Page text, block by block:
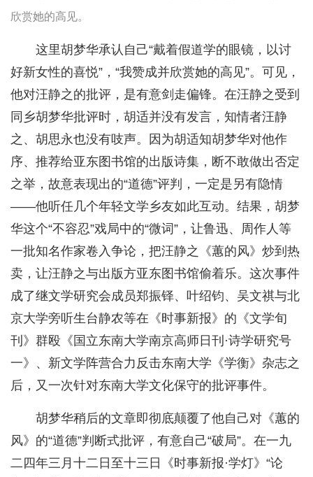
欣赏她的高见。
这里胡梦华承认自己“戴着假道学的眼镜，以讨
好新女性的喜悦”，“我赞成并欣赏她的高见”。可见，
他对汪静之的批评，是有意剑走偏锋。在汪静之受到
同乡胡梦华批评时，胡适并没有发言，知情者汪静
之、胡思永也没有吱声。因为胡适知胡梦华对他作
序、推荐给亚东图书馆的出版诗集，断不敢做出否定
之举，故意表现出的“道德”评判，一定是另有隐情
——他听任几个年轻文学乡友如此互动。结果，胡梦
华这个“不容忍”戏局中的“微词”，让鲁迅、周作人等
一批知名作家卷入争论，把汪静之《蕙的风》炒到热
卖，让汪静之与出版方亚东图书馆偷着乐。这次事件
成了继文学研究会成员郑振铎、叶绍钧、吴文祺与北
京大学旁听生台静农等在《时事新报》的《文学旬
刊》群殴《国立东南大学南京高师日刊·诗学研究号
一》、新文学阵营合力反击东南大学《学衡》杂志之
后，又一次针对东南大学文化保守的批评事件。
胡梦华稍后的文章即彻底颠覆了他自己对《蕙的
风》的“道德”判断式批评，有意自己“破局”。在一九
二四年三月十二日至十三日《时事新报·学灯》“论